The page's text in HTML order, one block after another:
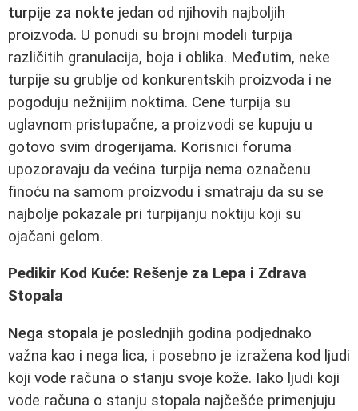
turpije za nokte jedan od njihovih najboljih
proizvoda. U ponudi su brojni modeli turpija
različitih granulacija, boja i oblika. Međutim, neke
turpije su grublje od konkurentskih proizvoda i ne
pogoduju nežnijim noktima. Cene turpija su
uglavnom pristupačne, a proizvodi se kupuju u
gotovo svim drogerijama. Korisnici foruma
upozoravaju da većina turpija nema označenu
finoću na samom proizvodu i smatraju da su se
najbolje pokazale pri turpijanju noktiju koji su
ojačani gelom.
Pedikir Kod Kuće: Rešenje za Lepa i Zdrava
Stopala
Nega stopala je poslednjih godina podjednako
važna kao i nega lica, i posebno je izražena kod ljudi
koji vode računa o stanju svoje kože. Iako ljudi koji
vode računa o stanju stopala najčešće primenjuju